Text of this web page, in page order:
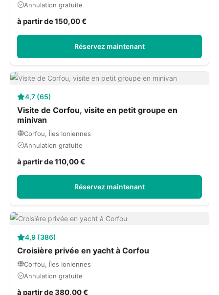
Annulation gratuite
à partir de 150,00 €
Réservez maintenant
4,7 (65)
Visite de Corfou, visite en petit groupe en
minivan
Corfou, Îles Ioniennes
Annulation gratuite
à partir de 110,00 €
Réservez maintenant
4,9 (386)
Croisière privée en yacht à Corfou
Corfou, Îles Ioniennes
Annulation gratuite
à partir de 380,00 €